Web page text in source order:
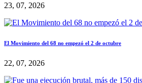
23, 07, 2026
El Movimiento del 68 no empezó el 2 de octubre
22, 07, 2026